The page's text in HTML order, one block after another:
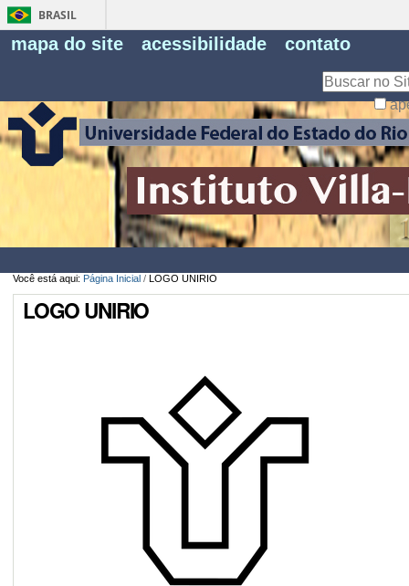
BRASIL
mapa do site acessibilidade contato
Você está aqui: Página Inicial / LOGO UNIRIO
LOGO UNIRIO